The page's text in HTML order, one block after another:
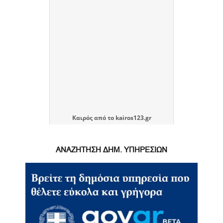
Καιρόςαπό το kairos123.gr
ΑΝΑΖΗΤΗΣΗ ΔΗΜ. ΥΠΗΡΕΣΙΩΝ